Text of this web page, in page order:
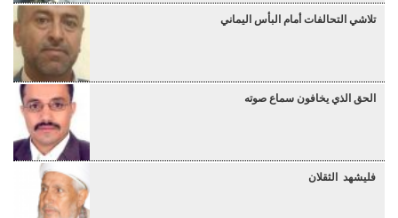
تلاشي التحالفات أمام البأس اليماني
الحق الذي يخافون سماع صوته
فليشهد الثقلان